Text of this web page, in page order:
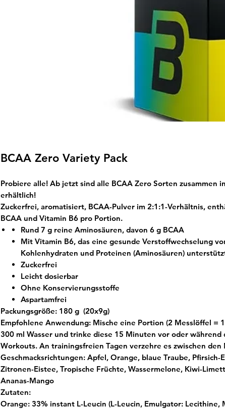
BCAA Zero Variety Pack
Probiere alle! Ab jetzt sind alle BCAA Zero Sorten zusammen
erhältlich!
Zuckerfrei, aromatisiert, BCAA-Pulver im 2:1:1-Verhältnis,
BCAA und Vitamin B6 pro Portion.
Rund 7 g reine Aminosäuren, davon 6 g BCAA
Mit Vitamin B6, das eine gesunde Verstoffwechselung
Kohlenhydraten und Proteinen (Aminosäuren)
Zuckerfrei
Leicht dosierbar
Ohne Konservierungsstoffe
Aspartamfrei
Packungsgröße: 180 g (20x9g)
Empfohlene Anwendung: Mische eine Portion (2 Messlöffel =
300 ml Wasser und trinke diese 15 Minuten vor oder während
Workouts. An trainingsfreien Tagen verzehre es zwischen den
Geschmacksrichtungen: Apfel, Orange, blaue Traube, Pfirsich-
Zitronen-Eistee, Tropische Früchte, Wassermelone, Kiwi-
Ananas-Mango
Zutaten:
Orange: 33% instant L-Leucin (L-Leucin, Emulgator: Lecithine,